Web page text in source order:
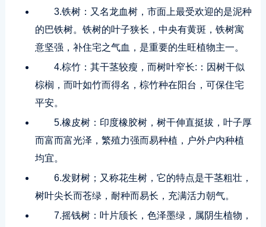
3.铁树：又名龙血树，市面上最受欢迎的是泥种
的巴铁树。铁树的叶子狭长，中央有黄斑，铁树寓
意坚强，补住宅之气血，是重要的生旺植物主一。
4.棕竹：其干茎较瘦，而树叶窄长:：因树干似
棕榈，而叶如竹而得名，棕竹种在阳台，可保住宅
平安。
5.橡皮树：印度橡胶树，树干伸直挺拔，叶子厚
而富而富光泽，繁殖力强而易种植，户外户内种植
均宜。
6.发财树；又称花生树，它的特点是干茎粗壮，
树叶尖长而苍绿，耐种而易长，充满活力朝气。
7.摇钱树：叶片颀长，色泽墨绿，属阴生植物，